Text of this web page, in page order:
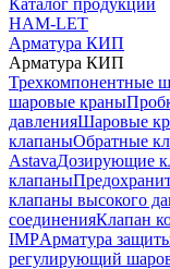
Каталог продукции
HAM-LET
Арматура КИП
Арматура КИП
Трехкомпонентные
шаровые краны
давленияШаровые
клапаныОбратные
AstavaДозирующие
клапаны
клапаны высокого
соединенияКлапан
IMPАрматура
регулирующий